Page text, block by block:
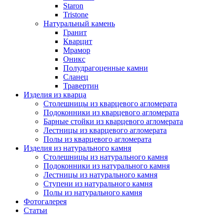
Staron
Tristone
Натуральный камень
Гранит
Кварцит
Мрамор
Оникс
Полудрагоценные камни
Сланец
Травертин
Изделия из кварца
Столешницы из кварцевого агломерата
Подоконники из кварцевого агломерата
Барные стойки из кварцевого агломерата
Лестницы из кварцевого агломерата
Полы из кварцевого агломерата
Изделия из натурального камня
Столешницы из натурального камня
Подоконники из натурального камня
Лестницы из натурального камня
Ступени из натурального камня
Полы из натурального камня
Фотогалерея
Статьи